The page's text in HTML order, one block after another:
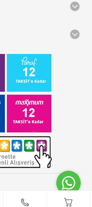
Hakları Saklıdır.